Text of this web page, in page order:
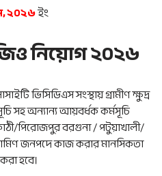
২০২৬ইং
নিয়োগ ২০২৬
ভিসিডিএস সংস্থায় গ্রামীণ ক্ষুদ্র
সহ অন্যান্য আয়বর্ধক কর্মসূচি
পিরোজপুর বরগুনা / পটুয়াখালী/
জনপদে কাজ করার মানসিকতা
হবে।